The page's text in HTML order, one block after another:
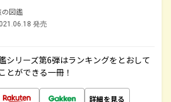
の図鑑
発売
シリーズ第6弾はランキングをとおして
とができる一冊！
詳細を見る